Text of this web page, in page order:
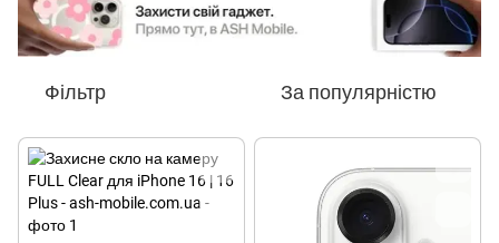
Фільтр За популярністю